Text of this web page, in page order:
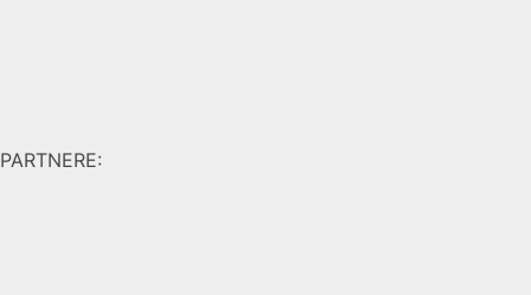
PARTNERE: